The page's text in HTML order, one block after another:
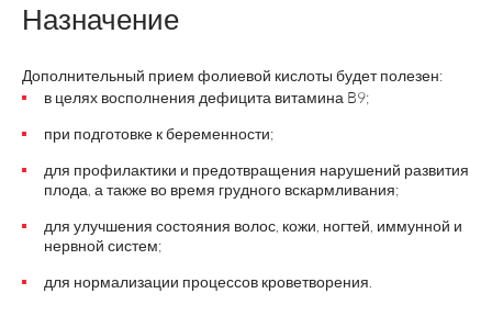
Назначение
Дополнительный прием фолиевой кислоты будет полезен:
в целях восполнения дефицита витамина B9;
при подготовке к беременности;
для профилактики и предотвращения нарушений развития
плода, а также во время грудного вскармливания;
для улучшения состояния волос, кожи, ногтей, иммунной и
нервной систем;
для нормализации процессов кроветворения.